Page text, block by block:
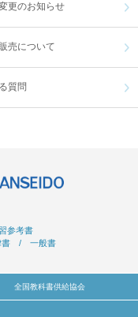
更のお知らせ
売について
質問
参考書
書 / 一般書
全国教科書供給協会